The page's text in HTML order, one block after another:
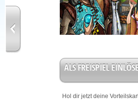
ALS FREISPIEL
Hol dir jetzt deine